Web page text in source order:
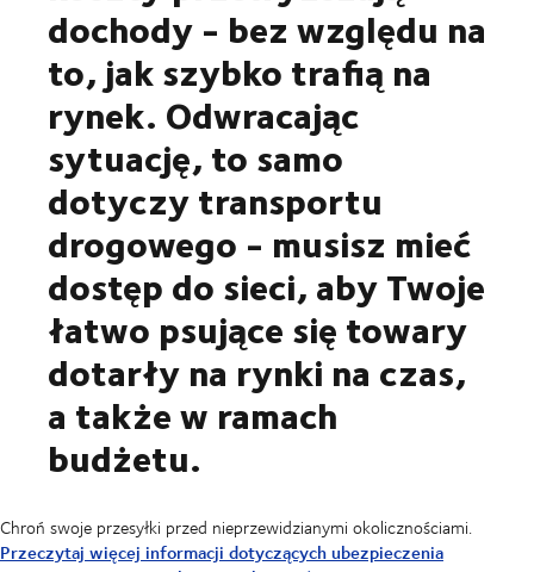
dochody - bez względu na
to, jak szybko trafią na
rynek. Odwracając
sytuację, to samo
dotyczy transportu
drogowego - musisz mieć
dostęp do sieci, aby Twoje
łatwo psujące się towary
dotarły na rynki na czas,
a także w ramach
budżetu.
Chroń swoje przesyłki przed nieprzewidzianymi okolicznościami.
Przeczytaj więcej informacji dotyczących ubezpieczenia